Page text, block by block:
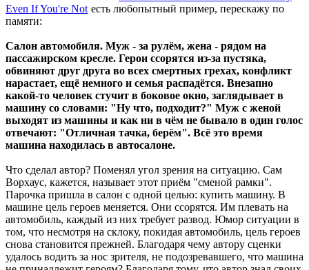
Even If You're Not есть любопытный пример, перескажу по
памяти:
Салон автомобиля. Муж - за рулём, жена - рядом на
пассажирском кресле. Герои ссорятся из-за пустяка,
обвиняют друг друга во всех смертных грехах, конфликт
нарастает, ещё немного и семья распадётся. Внезапно
какой-то человек стучит в боковое окно, заглядывает в
машину со словами: "Ну что, подходит?" Муж с женой
выходят из машины и как ни в чём не бывало в один голос
отвечают: "Отличная тачка, берём". Всё это время
машина находилась в автосалоне.
Что сделал автор? Поменял угол зрения на ситуацию. Сам
Ворхаус, кажется, называет этот приём "сменой рамки".
Парочка пришла в салон с одной целью: купить машину. В
машине цель героев меняется. Они ссорятся. Им плевать на
автомобиль, каждый из них требует развод. Юмор ситуации в
том, что несмотря на склоку, покидая автомобиль, цель героев
снова становится прежней. Благодаря чему автору сценки
удалось водить за нос зрителя, не подозревавшего, что машина